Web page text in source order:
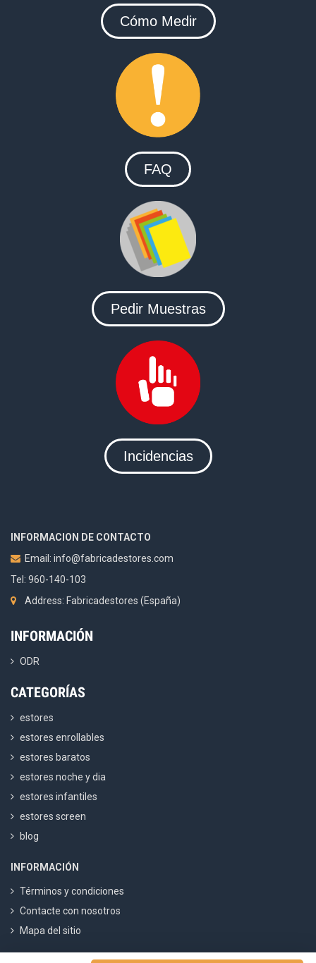
Cómo Medir
FAQ
Pedir Muestras
Incidencias
INFORMACION DE CONTACTO
Email: info@fabricadestores.com
Tel: 960-140-103
Address: Fabricadestores (España)
INFORMACIÓN
ODR
CATEGORÍAS
estores
estores enrollables
estores baratos
estores noche y dia
estores infantiles
estores screen
blog
INFORMACIÓN
Términos y condiciones
Contacte con nosotros
Mapa del sitio